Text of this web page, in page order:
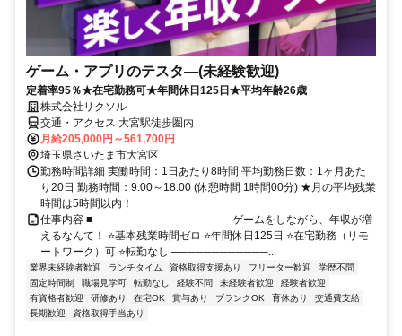
ゲーム・アプリのテスタ―(未経験歓迎)
定着率95％★在宅勤務可★年間休日125日★平均年齢26歳
株式会社リクソル
交通・アクセス 大宮駅徒歩圏内
月給205,000円～561,700円
埼玉県さいたま市大宮区
勤務時間詳細 実働時間：1日あたり8時間 平均勤務日数：1ヶ月あた
り20日 勤務時間：9:00～18:00 (休憩時間 1時間00分) ★月の平均残業
時間は5時間以内！
仕事内容 ■───────────────── ゲームをしながら、年収が増
えるなんて！ ⭐基本残業時間ゼロ ⭐年間休日125日 ⭐在宅勤務（リモ
ートワーク）可 ⭐転勤なし ────────────...
業界未経験者歓迎 ランチタイム 資格取得支援あり フリーター歓迎
学歴不問
固定時間制
職場見学可 転勤なし 経験不問 未経験者歓迎
経験者歓迎
有資格者歓迎
研修あり 在宅OK 賞与あり ブランクOK 育休あり
交通費支給
長期歓迎
資格取得手当あり